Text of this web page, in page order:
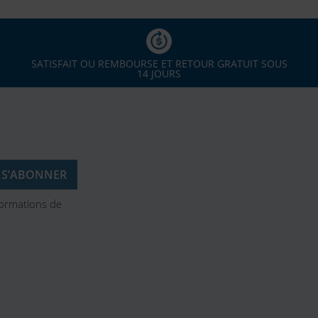
SATISFAIT OU REMBOURSE ET RETOUR GRATUIT SOUS
14 JOURS
de